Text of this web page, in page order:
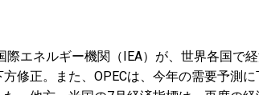
際エネルギー機関（IEA）が、世界各国で
修正。また、OPECは、今年の需要予測